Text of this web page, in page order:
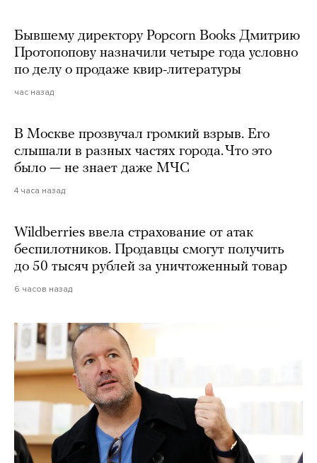
Бывшему директору Popcorn Books Дмитрию
Протопопову назначили четыре года условно
по делу о продаже квир-литературы
час назад
В Москве прозвучал громкий взрыв. Его
слышали в разных частях города. Что это
было — не знает даже МЧС
4 часа назад
Wildberries ввела страхование от атак
беспилотников. Продавцы смогут получить
до 50 тысяч рублей за уничтоженный товар
6 часов назад